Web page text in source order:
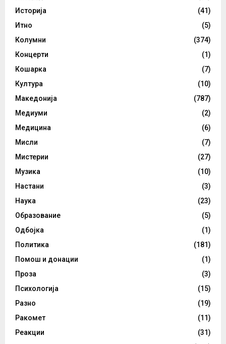
Историја
(41)
Итно
(5)
Колумни
(374)
Концерти
(1)
Кошарка
(7)
Култура
(10)
Македонија
(787)
Медиуми
(2)
Медицина
(6)
Мисли
(7)
Мистерии
(27)
Музика
(10)
Настани
(3)
Наука
(23)
Образование
(5)
Одбојка
(1)
Политика
(181)
Помош и донации
(1)
Проза
(3)
Психологија
(15)
Разно
(19)
Ракомет
(11)
Реакции
(31)